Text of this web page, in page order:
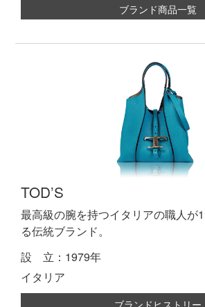
ブランド商品一覧
TOD’S
最高級の腕を持つイタリアの職人が
る伝統ブランド。
設 立：1979年
イタリア
ブランドヒストリー